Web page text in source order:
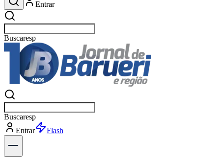
Entrar
Buscarpol
Buscarpol
Entrar
Explorar